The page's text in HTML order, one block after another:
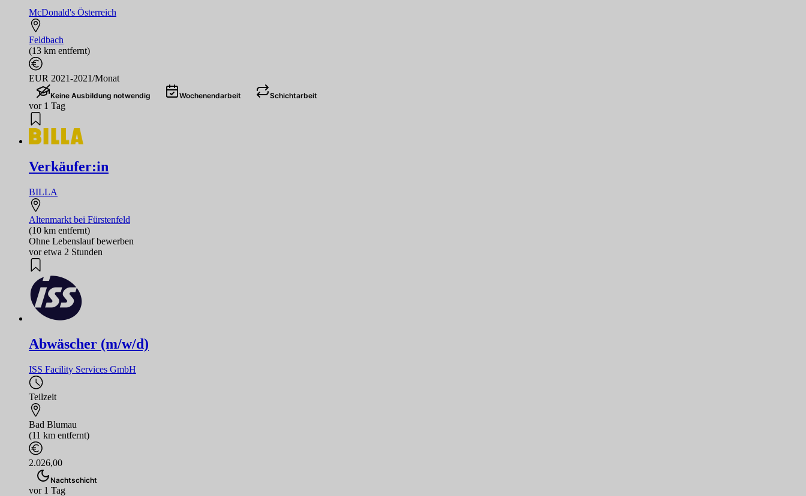
McDonald's Österreich
Feldbach
(13 km entfernt)
EUR 2021-2021/Monat
Keine Ausbildung notwendig Wochenendarbeit Schichtarbeit
vor 1 Tag
Verkäufer:in
BILLA
Altenmarkt bei Fürstenfeld
(10 km entfernt)
Ohne Lebenslauf bewerben
vor etwa 2 Stunden
Abwäscher (m/w/d)
ISS Facility Services GmbH
Teilzeit
Bad Blumau
(11 km entfernt)
2.026,00
Nachtschicht
vor 1 Tag